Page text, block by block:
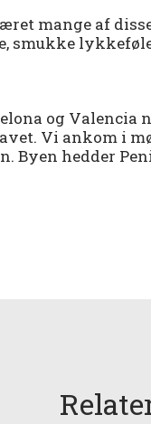
mange af
og Valencia
Vi ankom i
Byen hedder